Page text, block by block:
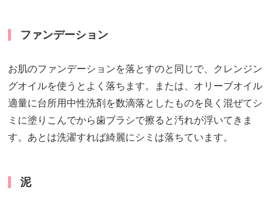
ファンデーション
お肌のファンデーションを落とすのと同じで、クレンジン
グオイルを使うとよく落ちます。または、オリーブオイル
適量に台所用中性洗剤を数滴落としたものを良く混ぜてシ
ミに塗りこんでから歯ブラシで擦ると汚れが浮いてきま
す。あとは洗濯すれば綺麗にシミは落ちています。
泥